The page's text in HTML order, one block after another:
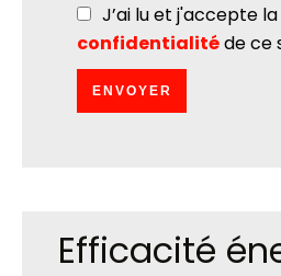
J’ai lu et j'accepte la
confidentialitéde ce
ENVOYER
Efficacité